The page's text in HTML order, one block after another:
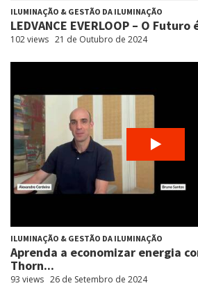
ILUMINAÇÃO & GESTÃO DA ILUMINAÇÃO
LEDVANCE EVERLOOP – O
102 views 21 de Outubro de 2024
ILUMINAÇÃO & GESTÃO DA ILUMINAÇÃO
Aprenda a economizar energia
Thorn...
93 views 26 de Setembro de 2024